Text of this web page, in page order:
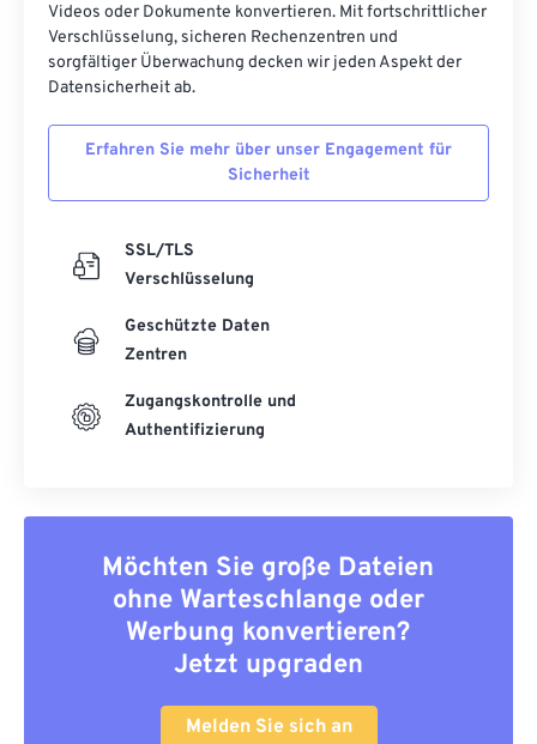
Videos oder Dokumente konvertieren. Mit fortschrittlicher
Verschlüsselung, sicheren Rechenzentren und
sorgfältiger Überwachung decken wir jeden Aspekt der
Datensicherheit ab.
Erfahren Sie mehr über unser Engagement für
Sicherheit
SSL/TLS
Verschlüsselung
Geschützte Daten
Zentren
Zugangskontrolle und
Authentifizierung
Möchten Sie große Dateien
ohne Warteschlange oder
Werbung konvertieren?
Jetzt upgraden
Melden Sie sich an